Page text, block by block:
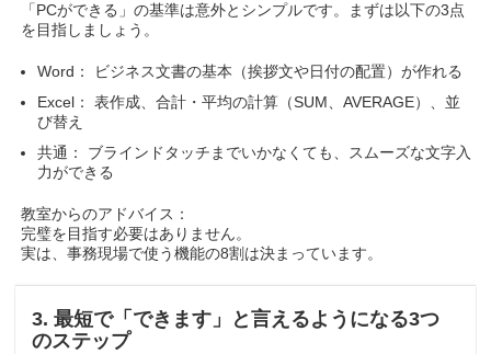
「PCができる」の基準は意外とシンプルです。まずは以下の3点
を目指しましょう。
Word： ビジネス文書の基本（挨拶文や日付の配置）が作れる
Excel： 表作成、合計・平均の計算（SUM、AVERAGE）、並
び替え
共通： ブラインドタッチまでいかなくても、スムーズな文字入
力ができる
教室からのアドバイス：
完璧を目指す必要はありません。
実は、事務現場で使う機能の8割は決まっています。
3. 最短で「できます」と言えるようになる3つ
のステップ